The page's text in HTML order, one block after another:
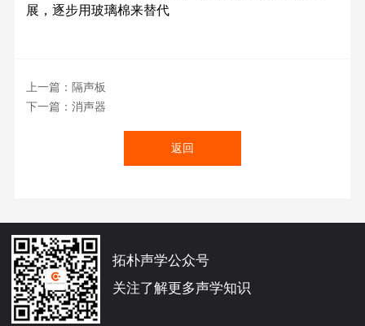
展，逐步用玻璃棉来替代
上一篇：隔声板
下一篇：消声器
返回
拓朴声学公众号
关注了解更多声学知识